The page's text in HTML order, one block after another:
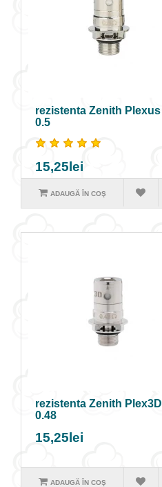
rezistenta Zenith Plexus
0.5
15,25lei
ADAUGĂ ÎN COŞ
rezistenta Zenith Plex3D
0.48
15,25lei
ADAUGĂ ÎN COŞ